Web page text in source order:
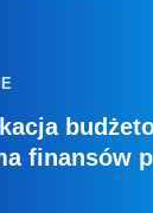
finansów